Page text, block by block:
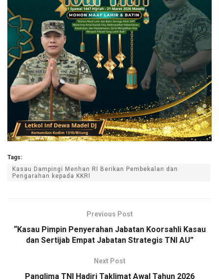
Tags:
Kasau Dampingi Menhan RI Berikan Pembekalan dan
Pengarahan kepada KKRI
Previous Post
“Kasau Pimpin Penyerahan Jabatan Koorsahli Kasau
dan Sertijab Empat Jabatan Strategis TNI AU”
Next Post
Panglima TNI Hadiri Taklimat Awal Tahun 2026